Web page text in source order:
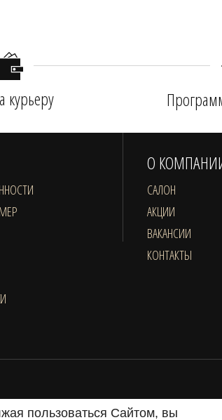
курьеру
О
САЛОН
АКЦИИ
ВАКАНСИИ
КОНТАКТЫ
пользоваться Сайтом, вы